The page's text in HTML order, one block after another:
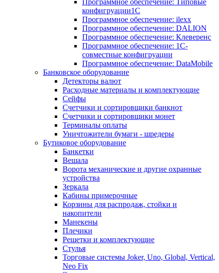
Программное обеспечение: Типовые
конфигруации1С
Программное обеспечение: ilexx
Программное обеспечение: DALION
Программное обеспечение: Клеверенс
Программное обеспечение: 1С-
совместные конфигруации
Программное обеспечение: DataMobile
Банковское оборудование
Детекторы валют
Расходные материалы и комплектующие
Сейфы
Счетчики и сортировщики банкнот
Счетчики и сортировщики монет
Терминалы оплаты
Уничтожители бумаги - шредеры
Бутиковое оборудование
Банкетки
Вешала
Ворота механические и другие охранные
устройства
Зеркала
Кабины примерочные
Корзины для распродаж, стойки и
накопители
Манекены
Плечики
Решетки и комплектующие
Стулья
Торговые системы Joker, Uno, Global, Vertical,
Neo Fix